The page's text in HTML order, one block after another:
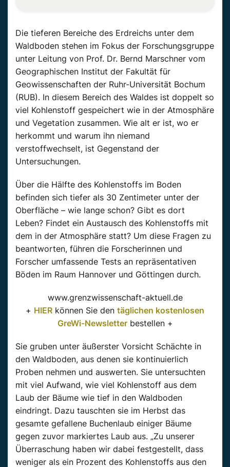
Die tieferen Bereiche des Erdreichs unter dem
Waldboden stehen im Fokus der Forschungsgruppe
unter Leitung von Prof. Dr. Bernd Marschner vom
Geographischen Institut der Fakultät für
Geowissenschaften der Ruhr-Universität Bochum
(RUB). In diesem Bereich des Waldes ist doppelt so
viel Kohlenstoff gespeichert wie in der Atmosphäre
und Vegetation zusammen. Wie alt er ist, wo er
herkommt und warum ihn niemand
verstoffwechselt, ist Gegenstand der
Untersuchungen.
Über die Hälfte des Kohlenstoffs im Boden
befinden sich tiefer als 30 Zentimeter unter der
Oberfläche – wie lange schon? Gibt es dort
Leben? Findet ein Austausch des Kohlenstoffs mit
dem in der Atmosphäre statt? Um diese Fragen zu
beantworten, führen die Forscherinnen und
Forscher umfassende Tests an repräsentativen
Böden im Raum Hannover und Göttingen durch.
www.grenzwissenschaft-aktuell.de
+ HIER können Sie den täglichen kostenlosen
GreWi-Newsletterbestellen +
Sie gruben unter äußerster Vorsicht Schächte in
den Waldboden, aus denen sie kontinuierlich
Proben nehmen und auswerten. Sie untersuchten
mit viel Aufwand, wie viel Kohlenstoff aus dem
Laub der Bäume wie tief in den Waldboden
eindringt. Dazu tauschten sie im Herbst das
gesamte gefallene Buchenlaub einiger Bäume
gegen zuvor markiertes Laub aus. „Zu unserer
Überraschung haben wir dabei festgestellt, dass
weniger als ein Prozent des Kohlenstoffs aus den